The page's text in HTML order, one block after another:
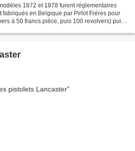
1872 et 1878 furent réglementaires
fabriqués en Belgique par Pirlot Frères pour
à 50 francs pièce, puis 100 revolvers) puis